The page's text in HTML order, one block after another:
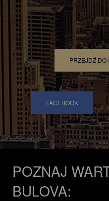
PRZEJDŹ DO
FACEBOOK
POZNAJ
BULOVA: